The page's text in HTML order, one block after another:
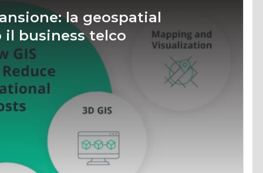
la geospatial
business telco